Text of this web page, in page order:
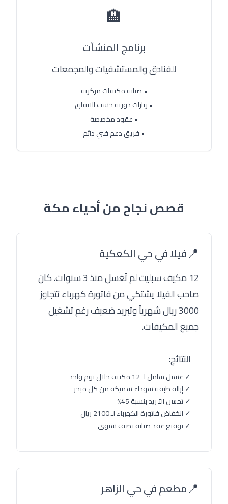
🏨
برنامج المنشآت
للفنادق والمستشفيات والمجمعات
• صيانة مكيفات مركزية
• زيارات دورية حسب الاتفاق
• عقود مخصصة
• فريق دعم فني دائم
قصص نجاح من أحياء مكة
📍فيلا في حي الكعكية
12 مكيف سبليت لم تُغسل منذ 3 سنوات. كان
صاحب الفيلا يشتكي من فاتورة كهرباء تتجاوز
3000 ريال شهرياً وتبريد ضعيف رغم تشغيل
جميع المكيفات.
النتائج:
✓ غسيل شامل لـ 12 مكيف خلال يوم واحد
✓ إزالة طبقة سوداء سميكة من كل مبخر
✓ تحسن التبريد بنسبة 45%
✓ انخفاض فاتورة الكهرباء لـ 2100 ريال
✓ توقيع عقد صيانة نصف سنوي
📍مطعم في حي الزاهر